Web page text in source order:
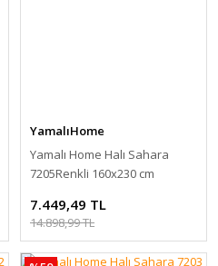
YamalıHome
Yamalı Home Halı Sahara
7205Renkli 160x230 cm
7.449,49 TL
14.898,99 TL